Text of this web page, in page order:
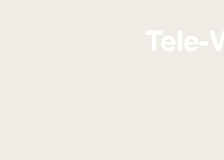
Tele-